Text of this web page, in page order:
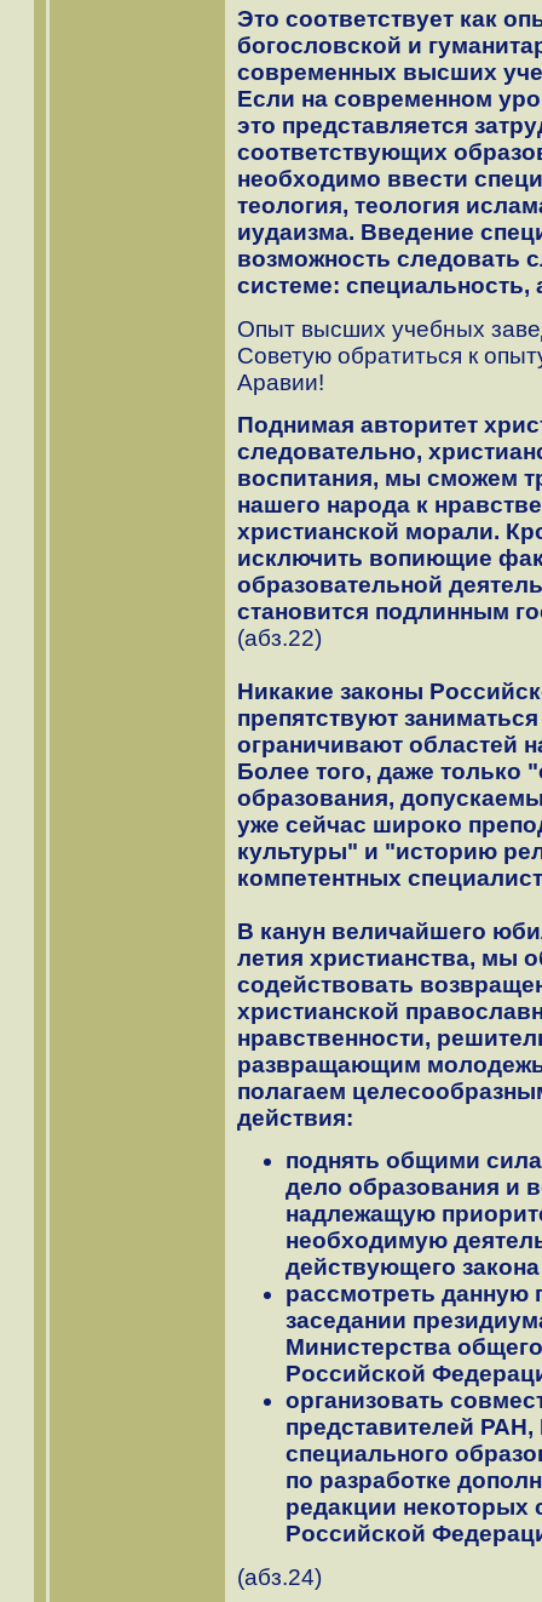
Это соответствует как
богословской и
современных высших
Если на современном
это представляется
соответствующих
необходимо ввести
теология, теология
иудаизма. Введение
возможность следовать
системе: специальность,
Опыт высших учебных
Советую обратиться к
Аравии!
Поднимая авторитет
следовательно,
воспитания, мы сможем
нашего народа к
христианской морали.
исключить вопиющие
образовательной
становится подлинным
(абз.22)
Никакие законы
препятствуют
ограничивают областей
Более того, даже только
образования,
уже сейчас широко
культуры" и "историю
компетентных
В канун величайшего
летия христианства, мы
содействовать
христианской
нравственности,
развращающим
полагаем
действия:
поднять общими
дело образования и
надлежащую
необходимую
действующего
рассмотреть данную
заседании
Министерства
Российской
организовать
представителей
специального
по разработке
редакции некоторых
Российской
(абз.24)